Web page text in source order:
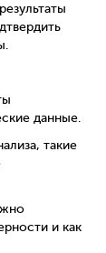
данные.
такие
и как